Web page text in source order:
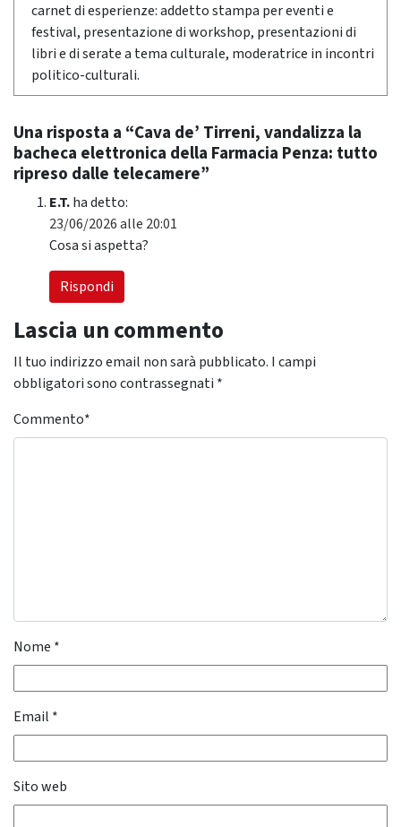
carnet di esperienze: addetto stampa per eventi e
festival, presentazione di workshop, presentazioni di
libri e di serate a tema culturale, moderatrice in incontri
politico-culturali.
Una risposta a “Cava de’ Tirreni, vandalizza la
bacheca elettronica della Farmacia Penza: tutto
ripreso dalle telecamere”
E.T.ha detto:
23/06/2026 alle 20:01
Cosa si aspetta?
Rispondi
Lascia un commento
Il tuo indirizzo email non sarà pubblicato. I campi
obbligatori sono contrassegnati *
Commento*
Nome *
Email *
Sito web